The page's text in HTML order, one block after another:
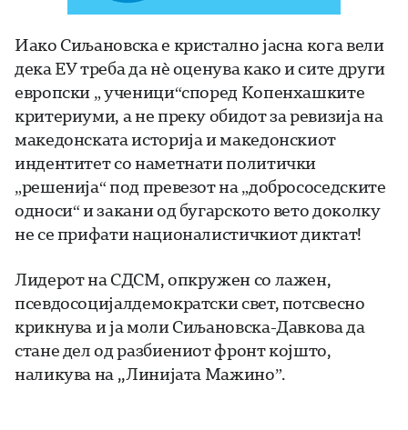
Иако Сиљановска е кристално јасна кога вели
дека ЕУ треба да нѐ оценува како и сите други
европски „ ученици“според Копенхашките
критериуми, а не преку обидот за ревизија на
македонската историја и македонскиот
индентитет со наметнати политички
„решенија“ под превезот на „добрососедските
односи“ и закани од бугарското вето доколку
не се прифати националистичкиот диктат!
Лидерот на СДСМ, опкружен со лажен,
псевдосоцијалдемократски свет, потсвесно
крикнува и ја моли Сиљановска-Давкова да
стане дел од разбиениот фронт којшто,
наликува на ,,Линијата Мажино”.